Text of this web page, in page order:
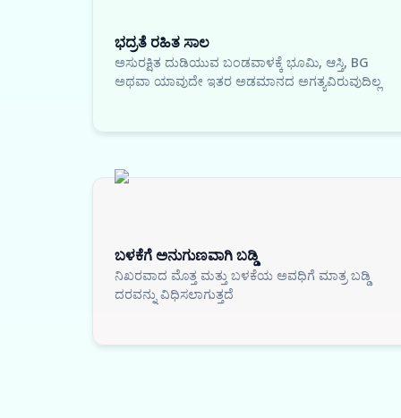
ಭದ್ರತೆ ರಹಿತ ಸಾಲ
ಅಸುರಕ್ಷಿತ ದುಡಿಯುವ ಬಂಡವಾಳಕ್ಕೆ ಭೂಮಿ, ಆಸ್ತಿ, BG
ಅಥವಾ ಯಾವುದೇ ಇತರ ಅಡಮಾನದ ಅಗತ್ಯವಿರುವುದಿಲ್ಲ
ಬಳಕೆಗೆ ಅನುಗುಣವಾಗಿ ಬಡ್ಡಿ
ನಿಖರವಾದ ಮೊತ್ತ ಮತ್ತು ಬಳಕೆಯ ಅವಧಿಗೆ ಮಾತ್ರ ಬಡ್ಡಿ
ದರವನ್ನು ವಿಧಿಸಲಾಗುತ್ತದೆ